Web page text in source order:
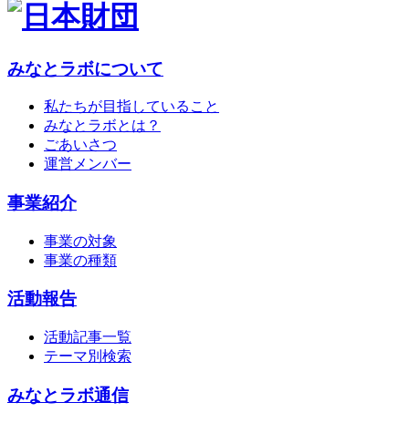
みなとラボについて
私たちが目指していること
みなとラボとは？
ごあいさつ
運営メンバー
事業紹介
事業の対象
事業の種類
活動報告
活動記事一覧
テーマ別検索
みなとラボ通信